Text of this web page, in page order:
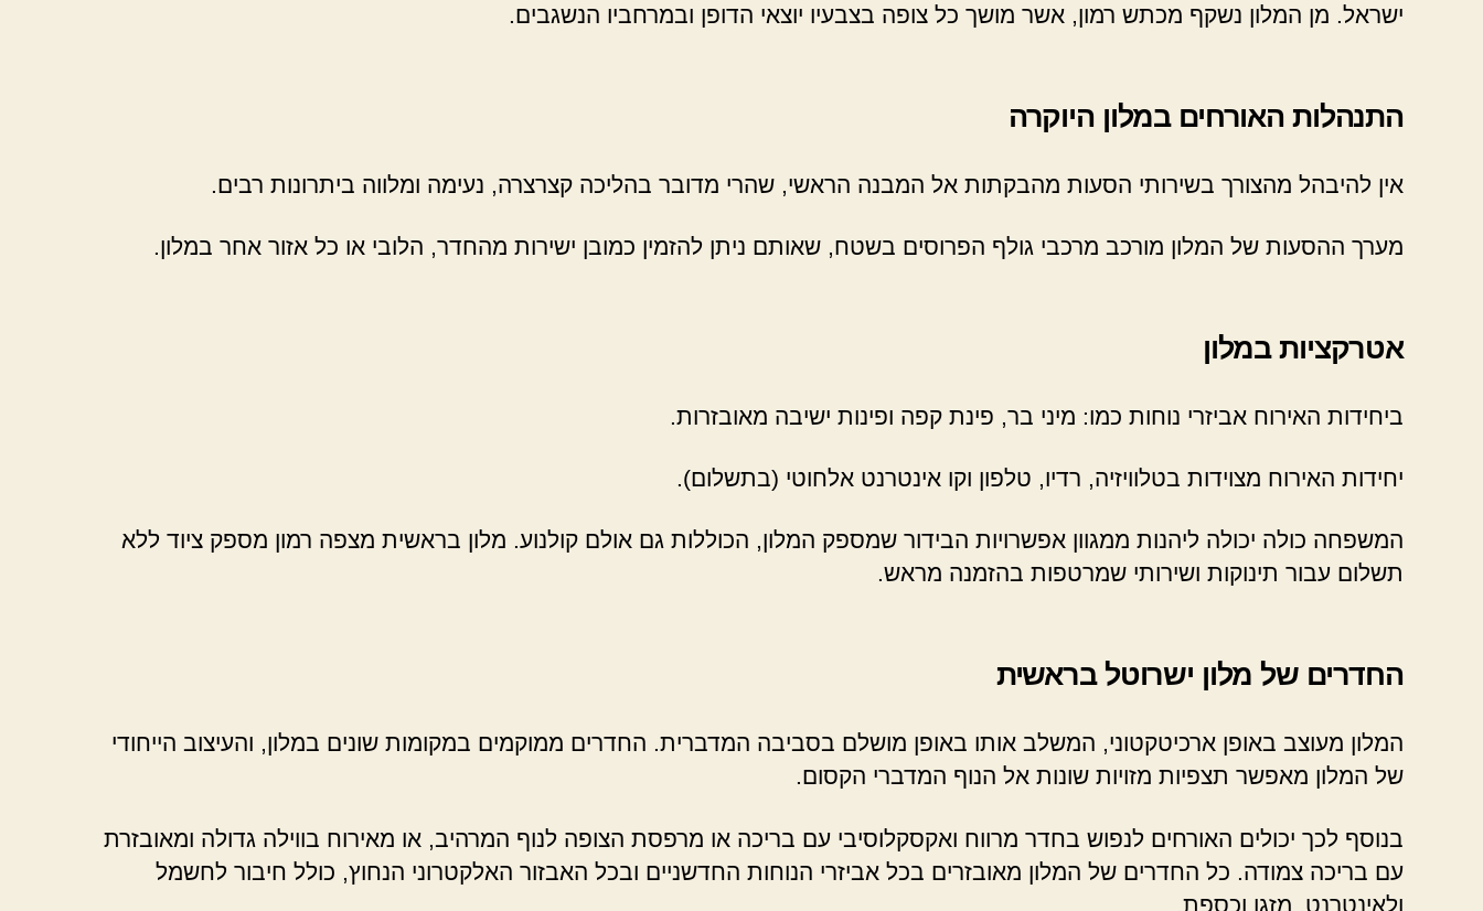
ישראל. מן המלון נשקף מכתש רמון, אשר מושך כל צופה בצבעיו יוצאי הדופן ובמרחביו הנשגבים.
התנהלות האורחים במלון היוקרה
אין להיבהל מהצורך בשירותי הסעות מהבקתות אל המבנה הראשי, שהרי מדובר בהליכה קצרצרה, נעימה ומלווה ביתרונות רבים.
מערך ההסעות של המלון מורכב מרכבי גולף הפרוסים בשטח, שאותם ניתן להזמין כמובן ישירות מהחדר, הלובי או כל אזור אחר במלון.
אטרקציות במלון
ביחידות האירוח אביזרי נוחות כמו: מיני בר, פינת קפה ופינות ישיבה מאובזרות.
יחידות האירוח מצוידות בטלוויזיה, רדיו, טלפון וקו אינטרנט אלחוטי (בתשלום).
המשפחה כולה יכולה ליהנות ממגוון אפשרויות הבידור שמספק המלון, הכוללות גם אולם קולנוע. מלון בראשית מצפה רמון מספק ציוד ללא
תשלום עבור תינוקות ושירותי שמרטפות בהזמנה מראש.
החדרים של מלון ישרוטל בראשית
המלון מעוצב באופן ארכיטקטוני, המשלב אותו באופן מושלם בסביבה המדברית. החדרים ממוקמים במקומות שונים במלון, והעיצוב הייחודי
של המלון מאפשר תצפיות מזויות שונות אל הנוף המדברי הקסום.
בנוסף לכך יכולים האורחים לנפוש בחדר מרווח ואקסקלוסיבי עם בריכה או מרפסת הצופה לנוף המרהיב, או מאירוח בווילה גדולה ומאובזרת
עם בריכה צמודה. כל החדרים של המלון מאובזרים בכל אביזרי הנוחות החדשניים ובכל האבזור האלקטרוני הנחוץ, כולל חיבור לחשמל
ולאינטרנט, מזגן וכספת.